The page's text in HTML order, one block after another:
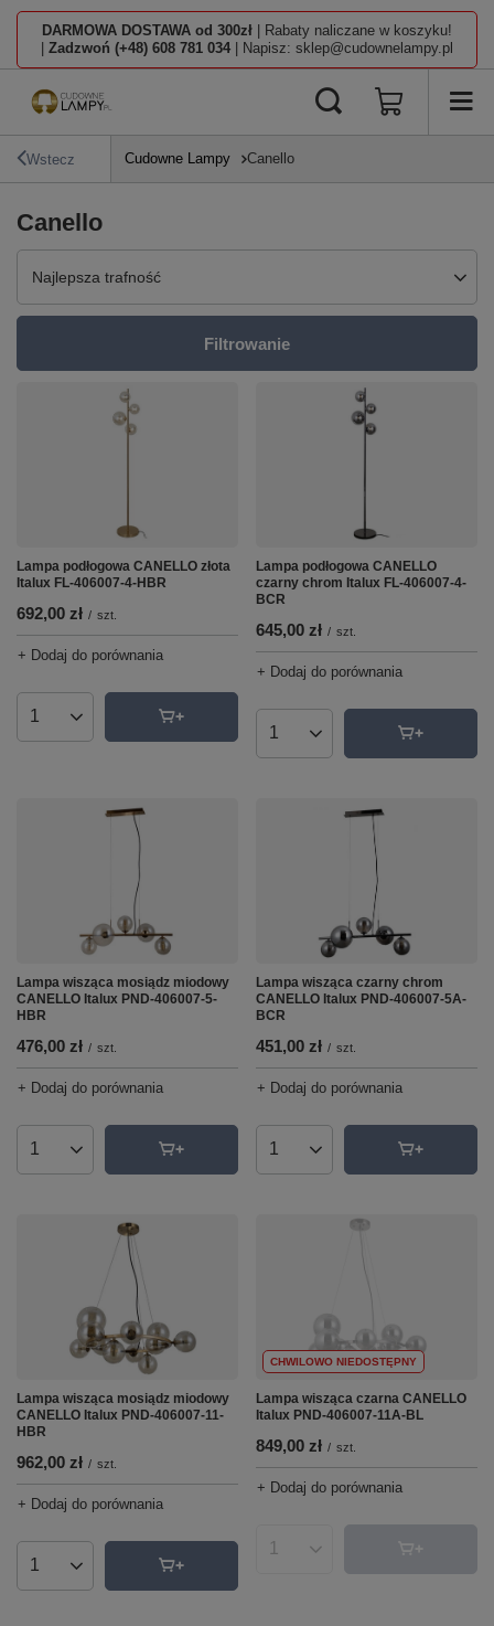
DARMOWA DOSTAWA od 300zł | Rabaty naliczane w koszyku!
Zadzwoń (+48) 608 781 034 | Napisz: sklep@cudownelampy.pl
Wstecz Cudowne Lampy Canello
Canello
Zmień sortowanie
Najlepsza trafność
Filtrowanie
Lampa podłogowa CANELLO złota
Italux FL-406007-4-HBR
692,00 zł / szt.
+ Dodaj do porównania
Ilość produktów
Lampa podłogowa CANELLO
czarny chrom Italux FL-406007-4-
BCR
645,00 zł / szt.
+ Dodaj do porównania
Ilość produktów
Lampa wisząca mosiądz miodowy
CANELLO Italux PND-406007-5-
HBR
476,00 zł / szt.
+ Dodaj do porównania
Ilość produktów
Lampa wisząca czarny chrom
CANELLO Italux PND-406007-5A-
BCR
451,00 zł / szt.
+ Dodaj do porównania
Ilość produktów
Lampa wisząca mosiądz miodowy
CANELLO Italux PND-406007-11-
HBR
962,00 zł / szt.
+ Dodaj do porównania
Ilość produktów
CHWILOWO NIEDOSTĘPNY
Lampa wisząca czarna CANELLO
Italux PND-406007-11A-BL
849,00 zł / szt.
+ Dodaj do porównania
Ilość produktów